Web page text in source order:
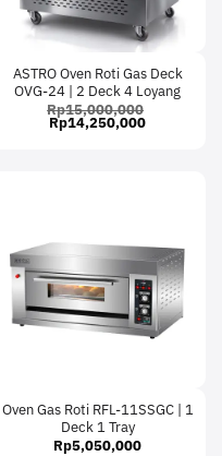
ASTRO Oven Roti Gas Deck
OVG-24 | 2 Deck 4 Loyang
Rp15,000,000
Original
price
Rp14,250,000Current
Oven Gas Roti RFL-11SSGC | 1
Deck 1 Tray
Rp5,050,000